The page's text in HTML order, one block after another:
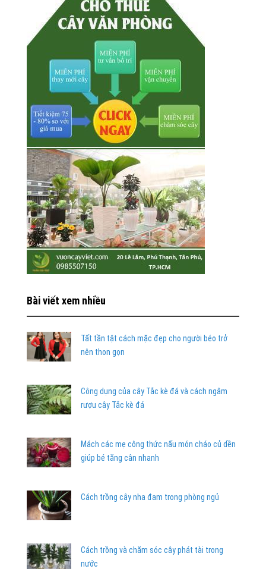
Bài viết xem nhiều
Tất tần tật cách mặc đẹp cho người béo trở
nên thon gọn
Công dụng của cây Tắc kè đá và cách ngâm
rượu cây Tắc kè đá
Mách các mẹ công thức nấu món cháo củ dền
giúp bé tăng cân nhanh
Cách trồng cây nha đam trong phòng ngủ
Cách trồng và chăm sóc cây phát tài trong
nước